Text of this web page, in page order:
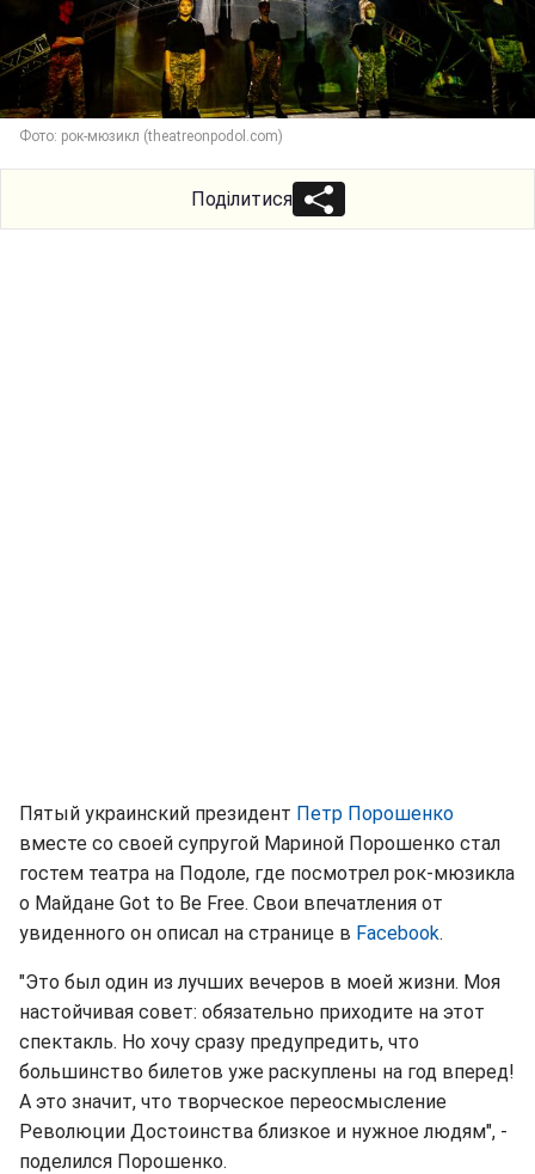
Фото: рок-мюзикл (theatreonpodol.com)
Поділитися
Пятый украинский президент Петр Порошенко
вместе со своей супругой Мариной Порошенко стал
гостем театра на Подоле, где посмотрел рок-мюзикла
о Майдане Got to Be Free. Свои впечатления от
увиденного он описал на странице в Facebook.
"Это был один из лучших вечеров в моей жизни. Моя
настойчивая совет: обязательно приходите на этот
спектакль. Но хочу сразу предупредить, что
большинство билетов уже раскуплены на год вперед!
А это значит, что творческое переосмысление
Революции Достоинства близкое и нужное людям", -
поделился Порошенко.